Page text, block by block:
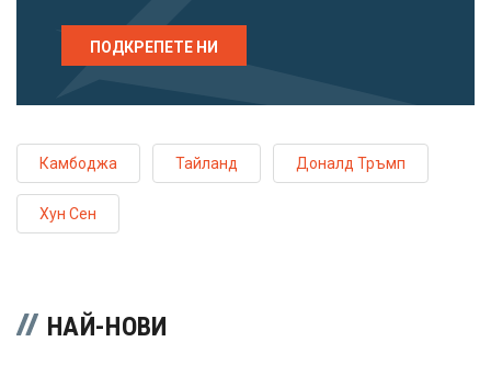
ПОДКРЕПЕТЕ НИ
Камбоджа Тайланд Доналд Тръмп
Хун Сен
НАЙ-НОВИ